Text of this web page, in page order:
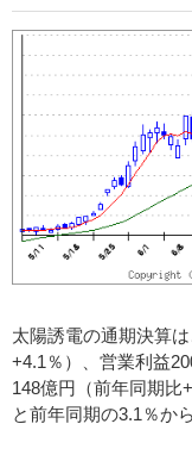
太陽誘電の通期決算
+4.1％）、営業利益
148億円（前年同期比
と前年同期の3.1％か